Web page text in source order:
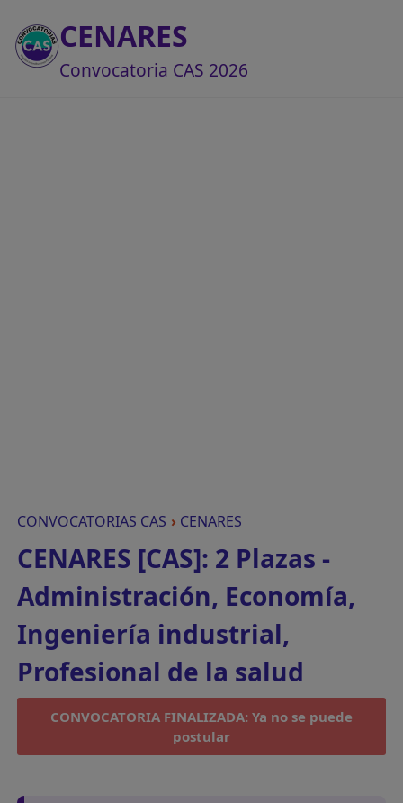
CENARES
Convocatoria CAS 2026
CONVOCATORIAS CAS › CENARES
CENARES [CAS]: 2 Plazas -
Administración, Economía,
Ingeniería industrial,
Profesional de la salud
CONVOCATORIA FINALIZADA: Ya no se puede
postular